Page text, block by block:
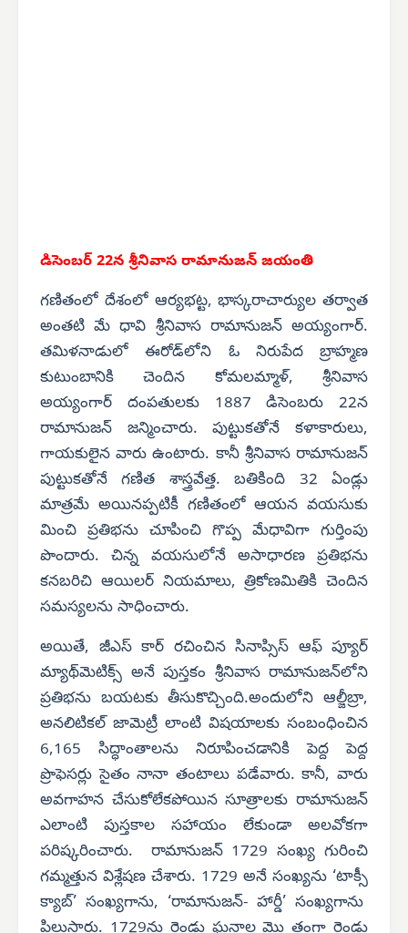
డిసెంబర్ 22న శ్రీనివాస రామానుజన్ జయంతి
గణితంలో దేశంలో ఆర్యభట్ట, భాస్కరాచార్యుల తర్వాత
అంతటి మే ధావి శ్రీనివాస రామానుజన్ అయ్యంగార్.
తమిళనాడులో ఈరోడ్‌లోని ఓ నిరుపేద బ్రాహ్మణ
కుటుంబానికి చెందిన కోమలమ్మాళ్, శ్రీనివాస
అయ్యంగార్ దంపతులకు 1887 డిసెంబరు 22న
రామానుజన్ జన్మించారు. పుట్టుకతోనే కళాకారులు,
గాయకులైన వారు ఉంటారు. కానీ శ్రీనివాస రామానుజన్
పుట్టుకతోనే గణిత శాస్త్రవేత్త. బతికింది 32 ఏండ్లు
మాత్రమే అయినప్పటికీ గణితంలో ఆయన వయసుకు
మించి ప్రతిభను చూపించి గొప్ప మేధావిగా గుర్తింపు
పొందారు. చిన్న వయసులోనే అసాధారణ ప్రతిభను
కనబరిచి ఆయిలర్ నియమాలు, త్రికోణమితికి చెందిన
సమస్యలను సాధించారు.
అయితే, జీఎస్ కార్ రచించిన సినాప్సిస్ ఆఫ్ ప్యూర్
మ్యాథ్‌మెటిక్స్ అనే పుస్తకం శ్రీనివాస రామానుజన్‌లోని
ప్రతిభను బయటకు తీసుకొచ్చింది.అందులోని ఆల్జీబ్రా,
అనలిటికల్ జామెట్రీ లాంటి విషయాలకు సంబంధించిన
6,165 సిద్ధాంతాలను నిరూపించడానికి పెద్ద పెద్ద
ప్రొఫెసర్లు సైతం నానా తంటాలు పడేవారు. కానీ, వారు
అవగాహన చేసుకోలేకపోయిన సూత్రాలకు రామానుజన్
ఎలాంటి పుస్తకాల సహాయం లేకుండా అలవోకగా
పరిష్కరించారు. రామానుజన్ 1729 సంఖ్య గురించి
గమ్మత్తున విశ్లేషణ చేశారు. 1729 అనే సంఖ్యను ‘టాక్సీ
క్యాబ్’ సంఖ్యగాను, ‘రామానుజన్- హార్డీ’ సంఖ్యగాను